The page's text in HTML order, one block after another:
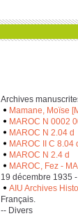
Archives
Mamane, Moïse
MAROC N 0002
MAROC N 2.04 d
MAROC II C 8.04
MAROC N 2.4 d
MAROC, Fez -
19 décembre 1935
AIU Archives
Français.
-- Divers